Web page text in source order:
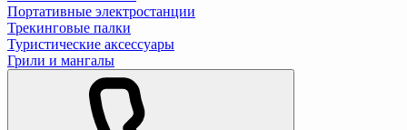
Портативные электростанции
Трекинговые палки
Туристические аксессуары
Грили и мангалы